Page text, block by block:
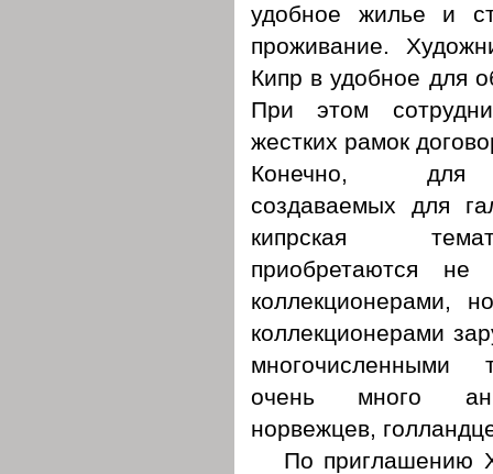
удобное жилье и
проживание.
Кипр в удобное для
При этом
жестких рамок
Конечно, для
создаваемых для
кипрская
приобретаются не
коллекционерами,
коллекционерами
многочисленными
очень много
норвежцев,
По приглашению